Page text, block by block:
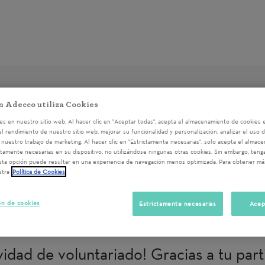
la acción de voluntariadoregístrateoaccedeal
corporativo " Labor Day"
de voluntariado! Gracias a tu
Adecco utiliza Cookies
en nuestro sitio web. Al hacer clic en "Aceptar todas", acepta el almacenamiento de cookies
rendimiento de nuestro sitio web, mejorar su funcionalidad y personalización, analizar el uso
trabajo de marketing. Al hacer clic en "Estrictamente necesarias", solo acepta el
necesarias en su dispositivo, no utilizándose ningunas otras cookies. Sin embargo,
opción puede resultar en una experiencia de navegación menos optimizada. Para obtener
Política de Cookies
Estrictamente necesarias
de cookies